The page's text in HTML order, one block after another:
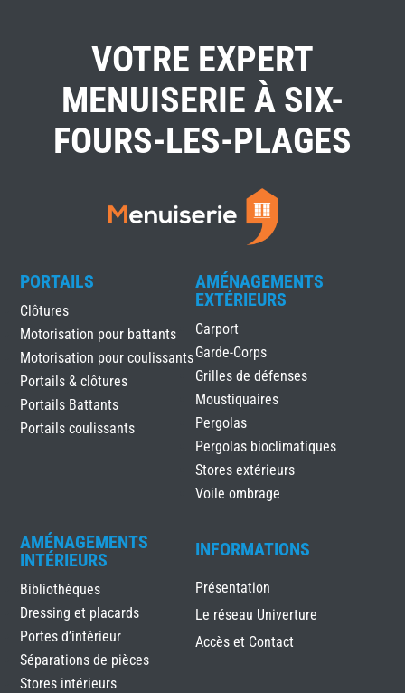
VOTRE EXPERT
MENUISERIE À SIX-
FOURS-LES-PLAGES
PORTAILS
Clôtures
Motorisation pour battants
Motorisation pour coulissants
Portails & clôtures
Portails Battants
Portails coulissants
AMÉNAGEMENTS
EXTÉRIEURS
Carport
Garde-Corps
Grilles de défenses
Moustiquaires
Pergolas
Pergolas bioclimatiques
Stores extérieurs
Voile ombrage
AMÉNAGEMENTS
INTÉRIEURS
Bibliothèques
Dressing et placards
Portes d’intérieur
Séparations de pièces
Stores intérieurs
INFORMATIONS
Présentation
Le réseau Univerture
Accès et Contact